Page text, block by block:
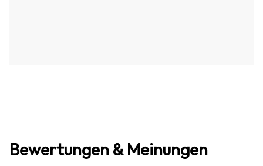
Bewertungen & Meinungen